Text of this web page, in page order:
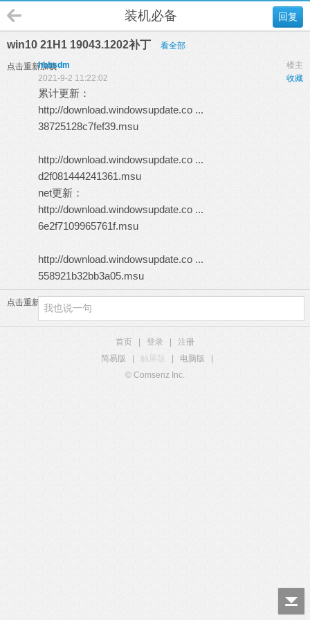
回复
装机必备
win10 21H1 19043.1202补丁 看全部
点击重新加载 楼主
hbhsdm
收藏
2021-9-2 11:22:02
累计更新：
http://download.windowsupdate.co ...
38725128c7fef39.msu
http://download.windowsupdate.co ...
d2f081444241361.msu
net更新：
http://download.windowsupdate.co ...
6e2f7109965761f.msu
http://download.windowsupdate.co ...
558921b32bb3a05.msu
点击重新加载
首页 登录
注册
简易版
触屏版 电脑版
© Comsenz Inc.